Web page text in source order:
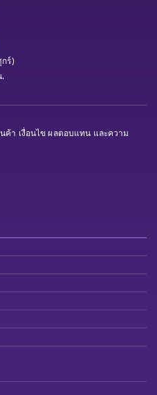
ร์)
.
า เงื่อนไข ผลตอบแทน และความ